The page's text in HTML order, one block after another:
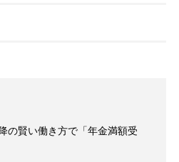
賢い働き方で「年金満額受